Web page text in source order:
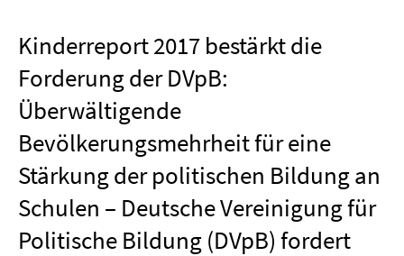
Kinderreport 2017 bestärkt die
Forderung der DVpB:
Überwältigende
Bevölkerungsmehrheit für eine
Stärkung der politischen Bildung an
Schulen – Deutsche Vereinigung für
Politische Bildung (DVpB) fordert